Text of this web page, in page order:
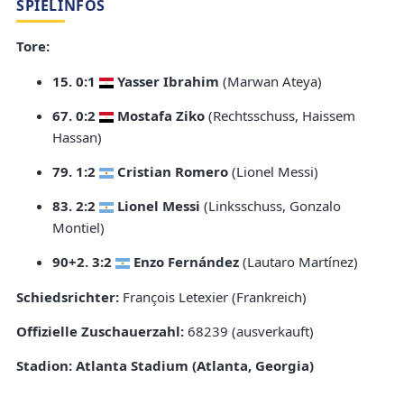
SPIELINFOS
Tore:
15. 0:1
Yasser Ibrahim (Marwan Ateya)
67. 0:2
Mostafa Ziko (Rechtsschuss, Haissem
Hassan)
79. 1:2
Cristian Romero (Lionel Messi)
83. 2:2
Lionel Messi (Linksschuss, Gonzalo
Montiel)
90+2. 3:2
Enzo Fernández (Lautaro Martínez)
Schiedsrichter: François Letexier (Frankreich)
Offizielle Zuschauerzahl: 68239 (ausverkauft)
Stadion: Atlanta Stadium (Atlanta, Georgia)